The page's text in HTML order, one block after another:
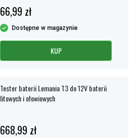
66,99 zł
Dostępne w magazynie
KUP
Tester baterii Lemania T3 do 12V baterii
litowych i ołowiowych
668,99 zł